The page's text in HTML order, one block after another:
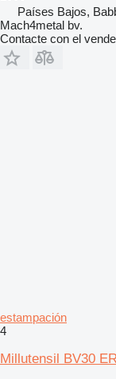
Países Bajos,
Mach4metal bv.
Contacte con el
estampación
4
Millutensil BV30 ER